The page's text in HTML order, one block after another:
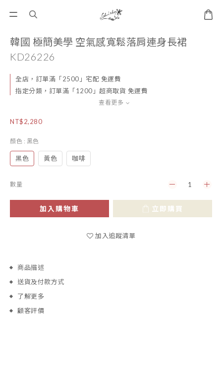
韓國 極簡美學 空氣感寬鬆落肩連身長裙
KD26226
全店，訂單滿「2500」宅配 免運費
指定分類，訂單滿「1200」超商取貨 免運費
查看更多
NT$2,280
顏色 : 黑色
黑色 黃色 咖啡
數量
加入購物車 立即購買
加入追蹤清單
商品描述
送貨及付款方式
了解更多
顧客評價